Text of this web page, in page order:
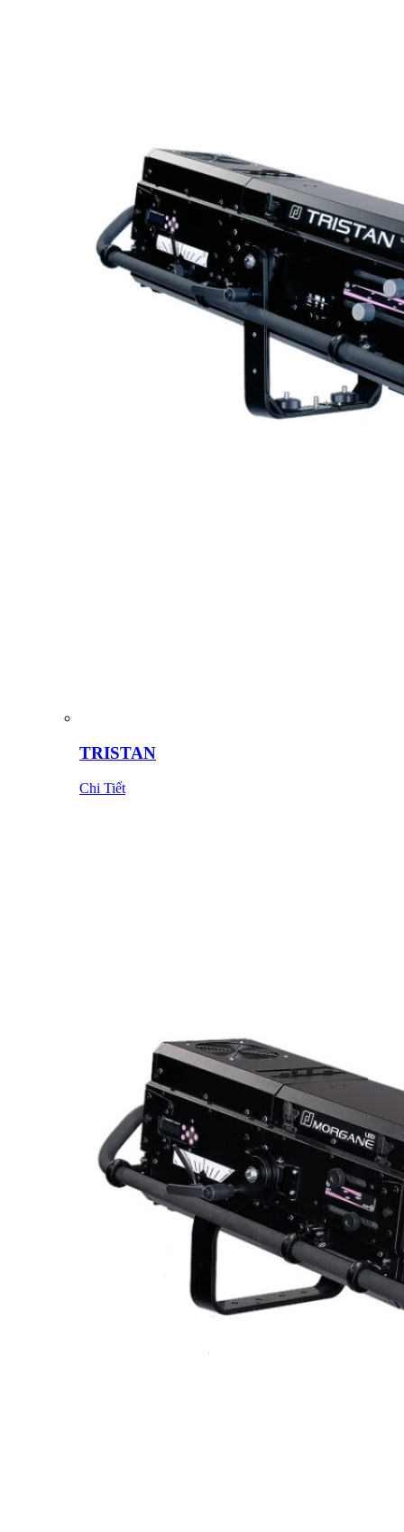
TRISTAN
Chi Tiết